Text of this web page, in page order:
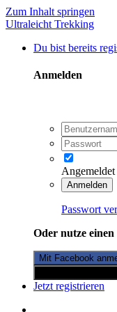
Zum Inhalt springen
Ultraleicht Trekking
Du bist bereits
Anmelden
Anmelden
Passwort
Oder nutze
Mit Facebook
Jetzt registrieren